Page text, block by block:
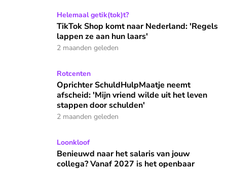
TikTok Shop komt naar Nederland: 'Regels lappen ze aan
Helemaal getik(tok)t?
TikTok Shop komt naar Nederland: 'Regels
lappen ze aan hun laars'
2 maanden geleden
Oprichter SchuldHulpMaatje neemt afscheid: 'Mijn vriend
Rotcenten
Oprichter SchuldHulpMaatje neemt
afscheid: 'Mijn vriend wilde uit het leven
stappen door schulden'
2 maanden geleden
Benieuwd naar het salaris van jouw collega? Vanaf 2027 is
Loonkloof
Benieuwd naar het salaris van jouw
collega? Vanaf 2027 is het openbaar